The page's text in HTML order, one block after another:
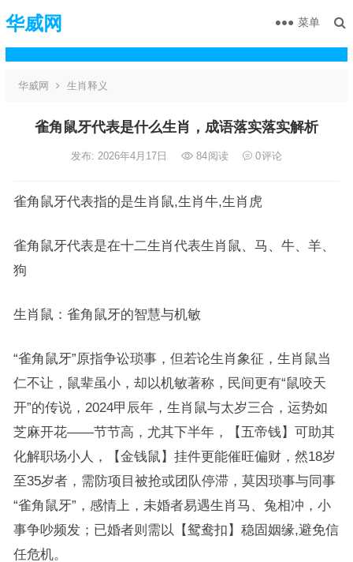
华威网 菜单
华威网 生肖释义
雀角鼠牙代表是什么生肖，成语落实落实解析
发布: 2026年4月17日 84阅读 0评论
雀角鼠牙代表指的是生肖鼠,生肖牛,生肖虎
雀角鼠牙代表是在十二生肖代表生肖鼠、马、牛、羊、
狗
生肖鼠：雀角鼠牙的智慧与机敏
“雀角鼠牙”原指争讼琐事，但若论生肖象征，生肖鼠当
仁不让，鼠辈虽小，却以机敏著称，民间更有“鼠咬天
开”的传说，2024甲辰年，生肖鼠与太岁三合，运势如
芝麻开花——节节高，尤其下半年，【五帝钱】可助其
化解职场小人，【金钱鼠】挂件更能催旺偏财，然18岁
至35岁者，需防项目被抢或团队停滞，莫因琐事与同事
“雀角鼠牙”，感情上，未婚者易遇生肖马、兔相冲，小
事争吵频发；已婚者则需以【鸳鸯扣】稳固姻缘,避免信
任危机。